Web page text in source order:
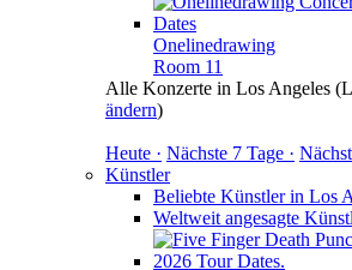
Onelinedrawing
Room 11
Alle Konzerte in Los Angeles
ändern)
Heute · Nächste 7 Tage ·
Künstler
Beliebte Künstler in Los
Weltweit angesagte